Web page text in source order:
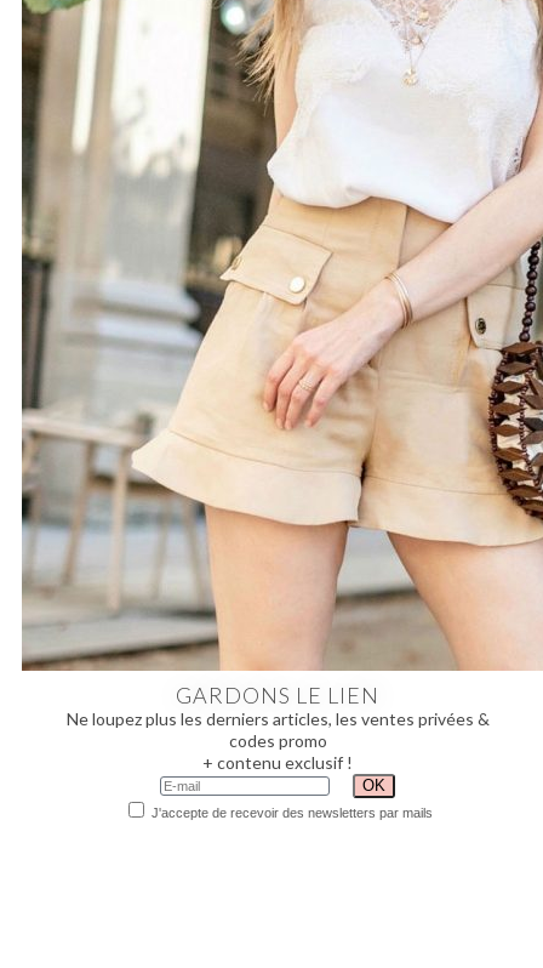
GARDONS LE LIEN
Ne loupez plus les derniers articles, les ventes privées &
codes promo
+ contenu exclusif !
J'accepte de recevoir des newsletters par mails